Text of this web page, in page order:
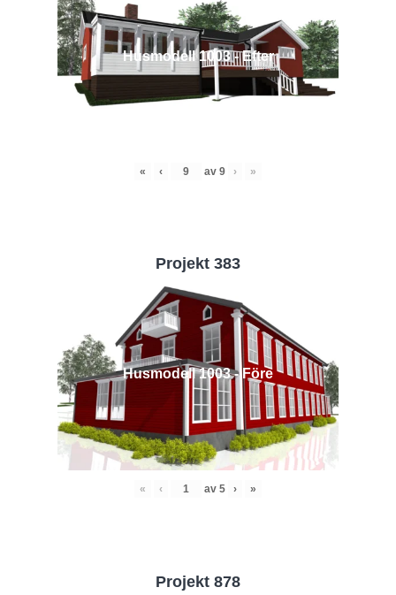
Husmodell 1003 - Efter
« ‹ av 9 › »
Projekt 383
Husmodell 1003 - Före
« ‹ av 5 › »
Projekt 878